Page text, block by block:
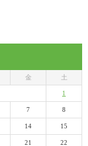
金 土
1
7 8
14 15
21 22